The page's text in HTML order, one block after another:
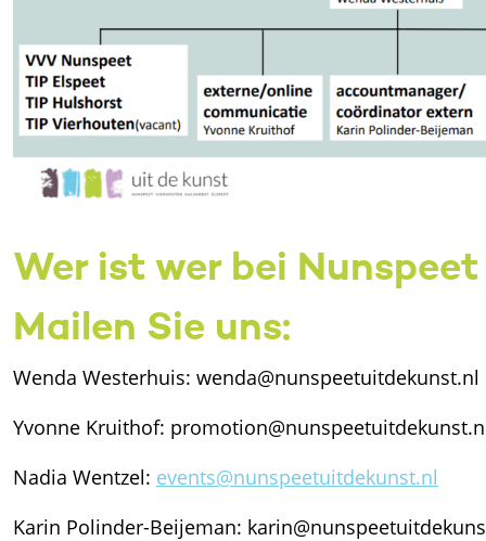
Wer ist wer bei
Mailen Sie uns:
Wenda Westerhuis: wenda@nunspeetuitdekunst.nl
Yvonne Kruithof:
Nadia Wentzel: events@nunspeetuitdekunst.nl
Karin Polinder-Beijeman: